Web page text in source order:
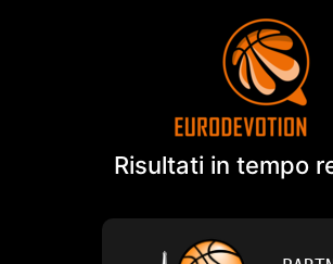
Risultati in tempo